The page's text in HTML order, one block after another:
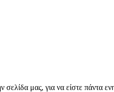
μας, για να είστε πάντα